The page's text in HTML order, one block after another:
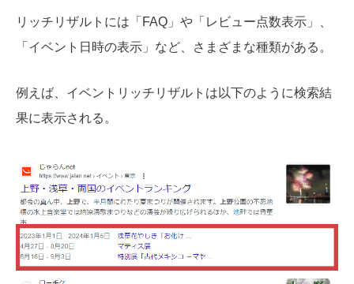
リッチリザルトには「FAQ」や「レビュー点数表示」、
「イベント日時の表示」など、さまざまな種類がある。
例えば、イベントリッチリザルトは以下のように検索結
果に表示される。